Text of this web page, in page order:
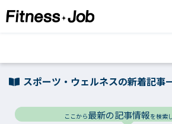
スポーツ・ウェルネスの新着記事
ここから最新の記事情報を検索